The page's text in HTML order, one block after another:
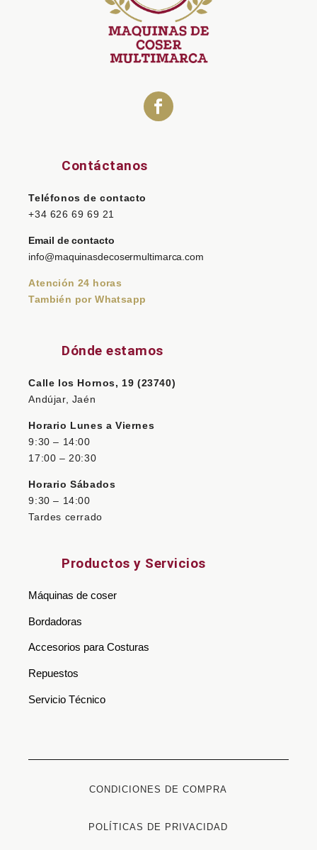
Contáctanos
Teléfonos de contacto
+34 626 69 69 21
Email de contacto
info@maquinasdecosermultimarca.com
Atención 24 horas
También por Whatsapp
Dónde estamos
Calle los Hornos, 19 (23740)
Andújar, Jaén
Horario Lunes a Viernes
9:30 – 14:00
17:00 – 20:30
Horario Sábados
9:30 – 14:00
Tardes cerrado
Productos y Servicios
Máquinas de coser
Bordadoras
Accesorios para Costuras
Repuestos
Servicio Técnico
CONDICIONES DE COMPRA
POLÍTICAS DE PRIVACIDAD